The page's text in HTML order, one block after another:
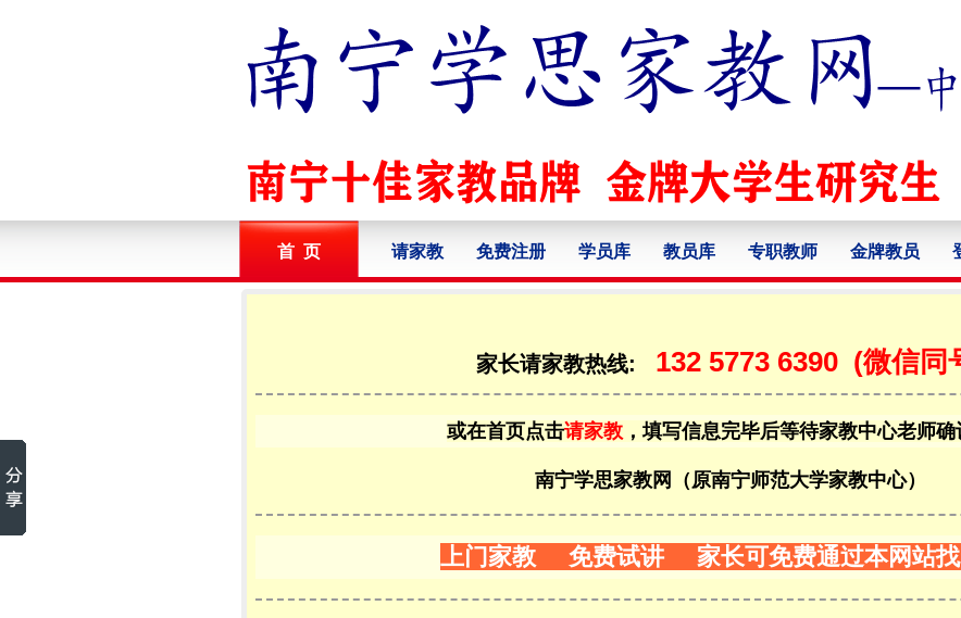
首 页 请家教 免费注册 学员库 教员库 专职教师 金牌教员
家长请家教热线: 132 5773 6390(微信同
或在首页点击请家教 ，填写信息完毕后等待家教中心老师
南宁学思家教网（原南宁师范大学家教中心）
上门家教 免费试讲 家长可免费通过本网站找